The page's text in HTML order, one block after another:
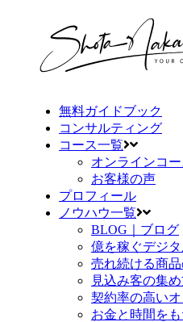
無料ガイドブック
コンサルティング
コース一覧
オンラインコ
お客様の声
プロフィール
ノウハウ一覧
BLOG｜ブログ
億を稼ぐデジ
売れ続ける商
見込み客の集
契約率の高い
お金と時間を